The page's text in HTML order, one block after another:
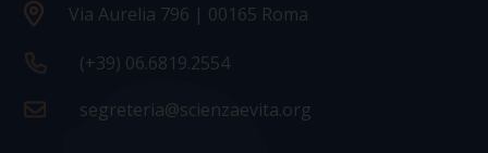
Via Aurelia 796 | 00165 Roma
(+39) 06.6819.2554
segreteria@scienzaevita.org